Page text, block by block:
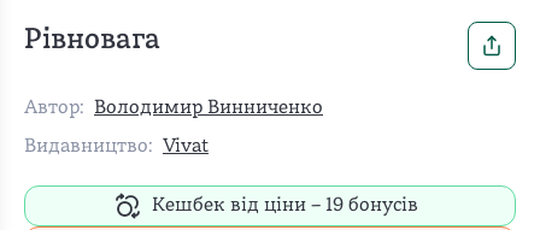
Рівновага
Автор:
Володимир Винниченко
Видавництво:
Vivat
Кешбек від ціни – 19бонусів